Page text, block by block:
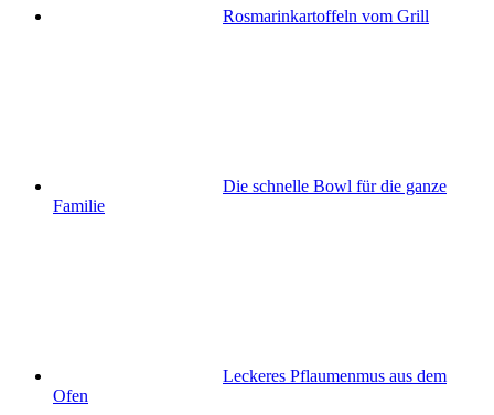
Rosmarinkartoffeln vom Grill
Die schnelle Bowl für die ganze
Familie
Leckeres Pflaumenmus aus dem
Ofen